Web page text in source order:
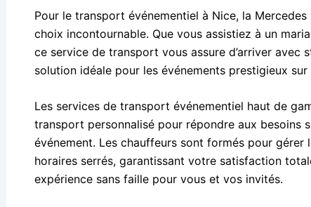
Pour le transport événementiel à Nice, la
choix incontournable. Que vous assistiez à un
ce service de transport vous assure d’arriver avec
solution idéale pour les événements prestigieux sur
Les services de transport événementiel haut de
transport personnalisé pour répondre aux besoins
événement. Les chauffeurs sont formés pour gérer
horaires serrés, garantissant votre satisfaction
expérience sans faille pour vous et vos invités.